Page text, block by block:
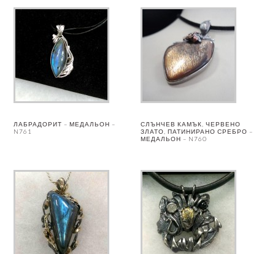
ЛАБРАДОРИТ – МЕДАЛЬОН –
N761
СЛЪНЧЕВ КАМЪК, ЧЕРВЕНО
ЗЛАТО, ПАТИНИРАНО СРЕБРО –
МЕДАЛЬОН – N760